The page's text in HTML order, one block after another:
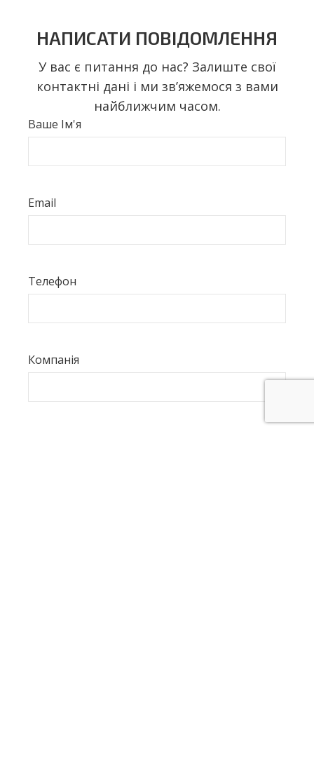
НАПИСАТИ ПОВІДОМЛЕННЯ
У вас є питання до нас? Залиште свої
контактні дані і ми звʼяжемося з вами
найближчим часом.
Ваше Ім'я
Email
Телефон
Компанія